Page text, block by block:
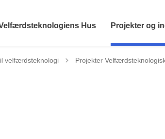
Hus Projekter og
velfærdsteknologi Tilbage til
Projekter